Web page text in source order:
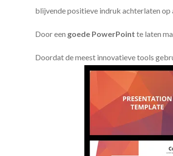
blijvende positieve indruk achterlaten op
Door een goede PowerPoint te laten
Doordat de meest innovatieve tools